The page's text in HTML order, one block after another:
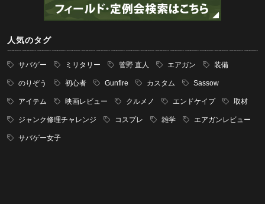
人気のタグ
サバゲー ミリタリー 菅野 直人 エアガン 装備
のりぞう 初心者 Gunfire カスタム Sassow
アイテム 映画レビュー クルメノ エンドケイプ 取材
ジャンク修理チャレンジ コスプレ 雑学 エアガンレビュー
サバゲー女子